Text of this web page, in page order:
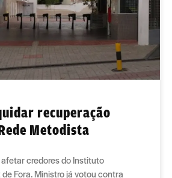
recuperação
Metodista
credores do Instituto
Fora. Ministro já votou contra